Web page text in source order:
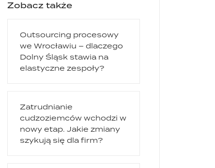
Zobacz także
Outsourcing procesowy
we Wrocławiu – dlaczego
Dolny Śląsk stawia na
elastyczne zespoły?
Zatrudnianie
cudzoziemców wchodzi w
nowy etap. Jakie zmiany
szykują się dla firm?